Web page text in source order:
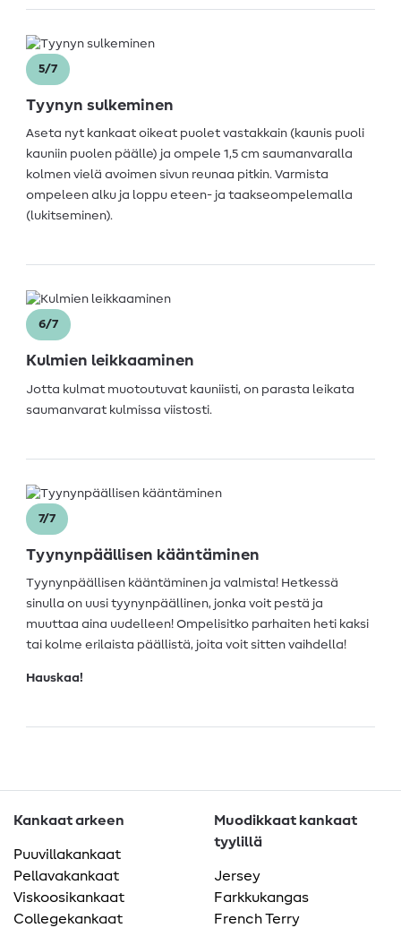
5/7
Tyynyn sulkeminen
Aseta nyt kankaat oikeat puolet vastakkain (kaunis puoli
kauniin puolen päälle) ja ompele 1,5 cm saumanvaralla
kolmen vielä avoimen sivun reunaa pitkin. Varmista
ompeleen alku ja loppu eteen- ja taakseompelemalla
(lukitseminen).
6/7
Kulmien leikkaaminen
Jotta kulmat muotoutuvat kauniisti, on parasta leikata
saumanvarat kulmissa viistosti.
7/7
Tyynynpäällisen kääntäminen
Tyynynpäällisen kääntäminen ja valmista! Hetkessä
sinulla on uusi tyynynpäällinen, jonka voit pestä ja
muuttaa aina uudelleen! Ompelisitko parhaiten heti kaksi
tai kolme erilaista päällistä, joita voit sitten vaihdella!
Hauskaa!
Kankaat arkeen
Puuvillakankaat
Pellavakankaat
Viskoosikankaat
Collegekankaat
Muodikkaat kankaat
tyylillä
Jersey
Farkkukangas
French Terry